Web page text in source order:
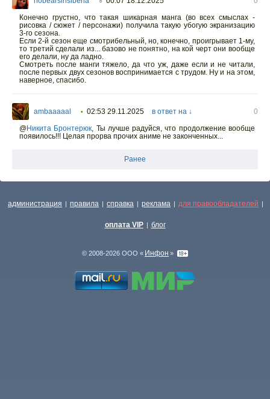
Конечно грустно, что такая шикарная манга (во всех смыслах -
рисовка / сюжет / персонажи) получила такую убогую экранизацию
3-го сезона.
Если 2-й сезон еще смотрибельный, но, конечно, проигрывает 1-му,
то третий сделали из... базово не понятно, на кой черт они вообще
его делали, ну да ладно.
Смотреть после манги тяжело, да что уж, даже если и не читали,
после первых двух сезонов воспринимается с трудом. Ну и на этом,
наверное, спасибо.
ambaaaaal • 02:53 29.11.2025 в ответ на ↓
0
@Никита Бронтерюк, Ты лучше радуйся, что продолжение вообще
появилось!!! Целая прорва прочих аниме не законченных...
Ранее
администрация | правила | справка | реклама | для правообладателей |
оплата VIP | блог
© 2008-2026 ООО « Инфон »